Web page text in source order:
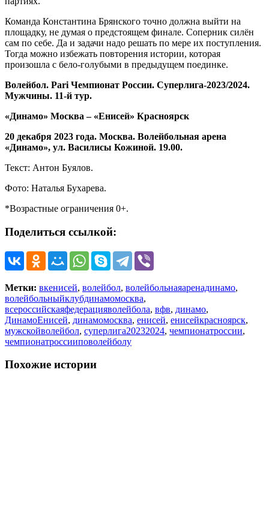
Команда Константина Брянского точно должна выйти на
площадку, не думая о предстоящем финале. Соперник силён
сам по себе. Да и задачи надо решать по мере их поступления.
Тогда можно избежать повторения истории, которая
произошла с бело-голубыми в предыдущем поединке.
Волейбол. Pari Чемпионат России. Суперлига-2023/2024.
Мужчины. 11-й тур.
«Динамо» Москва – «Енисей» Красноярск
20 декабря 2023 года. Москва. Волейбольная арена
«Динамо», ул. Василисы Кожиной. 19.00.
Текст: Антон Буялов.
Фото: Наталья Бухарева.
*Возрастные ограничения 0+.
Поделиться ссылкой:
Метки: вкенисей, волейбол, волейбольнаяаренадинамо,
волейбольныйклубдинамомосква,
всероссийскаяфедерацияволейбола, вфв, динамо,
ДинамоЕнисей, динамомосква, енисей, енисейкрасноярск,
мужскойволейбол, суперлига20232024, чемпионатроссии,
чемпионатроссииповолейболу
Похожие истории